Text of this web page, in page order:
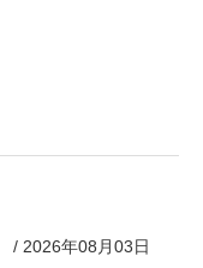
/ 2026年08月03日